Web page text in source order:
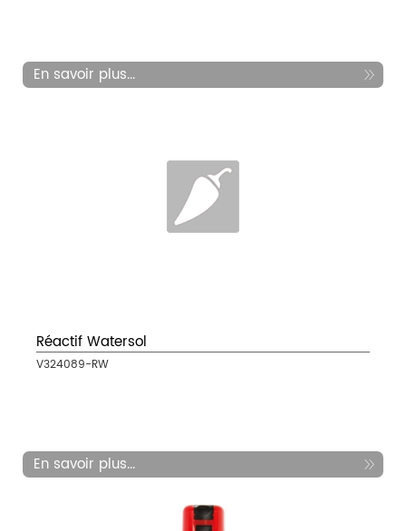
En savoir plus...
Réactif Watersol
V324089-RW
En savoir plus...